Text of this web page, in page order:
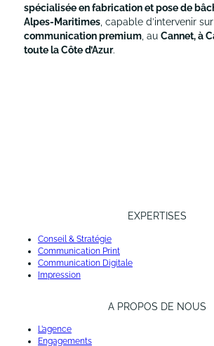
spécialisée en fabrication et pose de
Alpes-Maritimes , capable d’intervenir
communication premium , au Cannet, à
toute la Côte d’Azur.
EXPERTISES
Conseil & Stratégie
Communication Print
Communication Digitale
Impression
A PROPOS DE NOUS
L’agence
Engagements